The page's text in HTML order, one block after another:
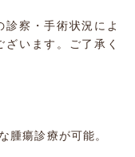
察・手術状況によ
います。ご了承く
瘍診療が可能。